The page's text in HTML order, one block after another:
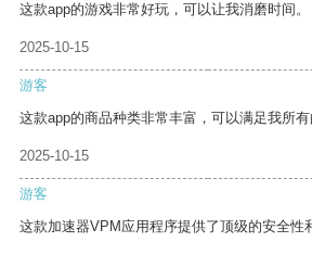
这款app的游戏非常好玩，可以让我消磨时间。
2025-10-15
游客
这款app的商品种类非常丰富，可以满足我所有
2025-10-15
游客
这款加速器VPM应用程序提供了顶级的安全性